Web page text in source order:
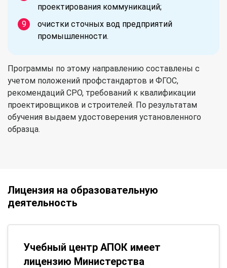
проектирования коммуникаций;
очистки сточных вод предприятий
промышленности.
Программы по этому направлению составлены с
учетом положений профстандартов и ФГОС,
рекомендаций СРО, требований к квалификации
проектировщиков и строителей. По результатам
обучения выдаем удостоверения установленного
образца.
Лицензия на образовательную
деятельность
Учебный центр АПОК имеет
лицензию Министерства